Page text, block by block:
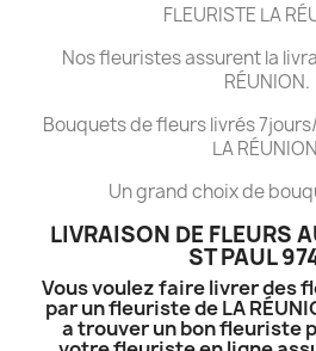
FLEURISTE LA
Nos fleuristes assurent la
RÉUNION.
Bouquets de fleurs livrés
LA
Un grand choix de
LIVRAISON DE FLEURS
ST PAUL
Vous voulez faire livrer des
par un fleuriste de LA
a trouver un bon fleuriste